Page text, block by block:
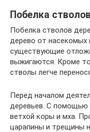
Побелка
Побелка стволов
дерево от насекомых
существующие
выжигаются. Кроме
стволы легче
Перед началом
деревьев. С помощью
ветхой коры и мха.
царапины и трещины